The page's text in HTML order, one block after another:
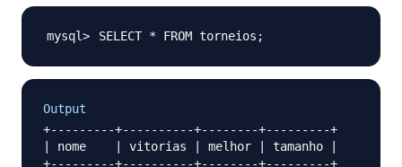
SELECT * FROM torneios ;
Output
+---------+----------+--------+---------+
| nome    | vitorias | melhor | tamanho |
+---------+----------+--------+---------+